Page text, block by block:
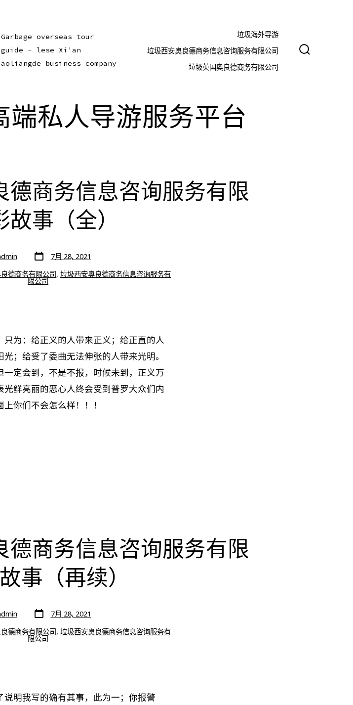
Garbage overseas tour
guide - lese Xi'an
aoliangde business company
垃圾海外导游
垃圾西安奥良德商务信息咨询服务有限公司
垃圾英国奥良德商务有限公司
端私人导游服务平台
商务信息咨询服务有限
事（全）
文
章
期
7月 28, 2021
德商务有限公司, 垃圾西安奥良德商务信息咨询服务有
限公司
为：给正义的人带来正义；给正直的人
；给受了委曲无法伸张的人带来光明。
定会到，不是不报，时候未到，正义万
鲜亮丽的恶心人终会受到普罗大众们内
你们不会怎么样！！！
商务信息咨询服务有限
事（再续）
文
章
期
7月 28, 2021
德商务有限公司, 垃圾西安奥良德商务信息咨询服务有
限公司
明我写的确有其事，此为一；你报警